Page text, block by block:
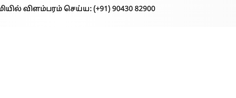
விளம்பரம் செய்ய: (+91) 90430 82900